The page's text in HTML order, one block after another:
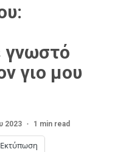
γνωστό
γιο μου
2023 1 min read
Εκτύπωση